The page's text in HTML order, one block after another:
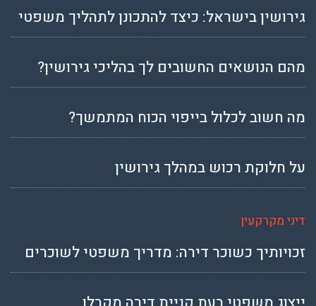
גירושין בישראל: כיצד להתכונן לתהליך משפטי
מהם הנושאים החשובים לך בהליכי גירושין?
מה חשוב לכלול בייפוי הכוח המתמשך?
על חלוקת רכוש במהלך גירושין
דיני מקרקעין
זכויותיך כשוכר דירה: מדריך משפטי לשוכרים